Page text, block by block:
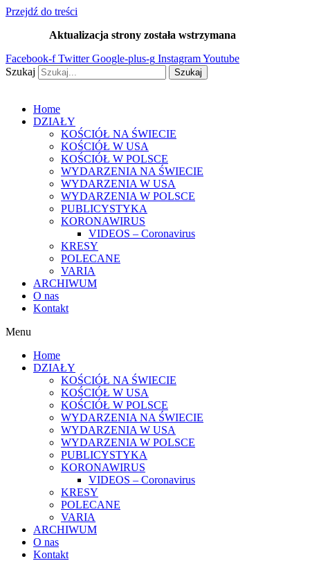
Przejdź do treści
Aktualizacja strony została wstrzymana
Facebook-f Twitter Google-plus-g InstagramYoutube
Szukaj
Szukaj
Home
DZIAŁY
KOŚCIÓŁ NA ŚWIECIE
KOŚCIÓŁ W USA
KOŚCIÓŁ W POLSCE
WYDARZENIA NA ŚWIECIE
WYDARZENIA W USA
WYDARZENIA W POLSCE
PUBLICYSTYKA
KORONAWIRUS
VIDEOS – Coronavirus
KRESY
POLECANE
VARIA
ARCHIWUM
O nas
Kontakt
Menu
Home
DZIAŁY
KOŚCIÓŁ NA ŚWIECIE
KOŚCIÓŁ W USA
KOŚCIÓŁ W POLSCE
WYDARZENIA NA ŚWIECIE
WYDARZENIA W USA
WYDARZENIA W POLSCE
PUBLICYSTYKA
KORONAWIRUS
VIDEOS – Coronavirus
KRESY
POLECANE
VARIA
ARCHIWUM
O nas
Kontakt